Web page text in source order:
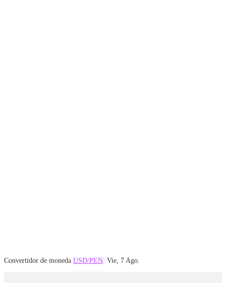
Convertidor de moneda USD/PEN: Vie, 7 Ago.